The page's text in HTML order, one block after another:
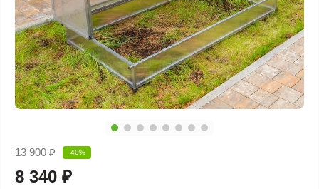
13 900 ₽ -40%
8 340 ₽